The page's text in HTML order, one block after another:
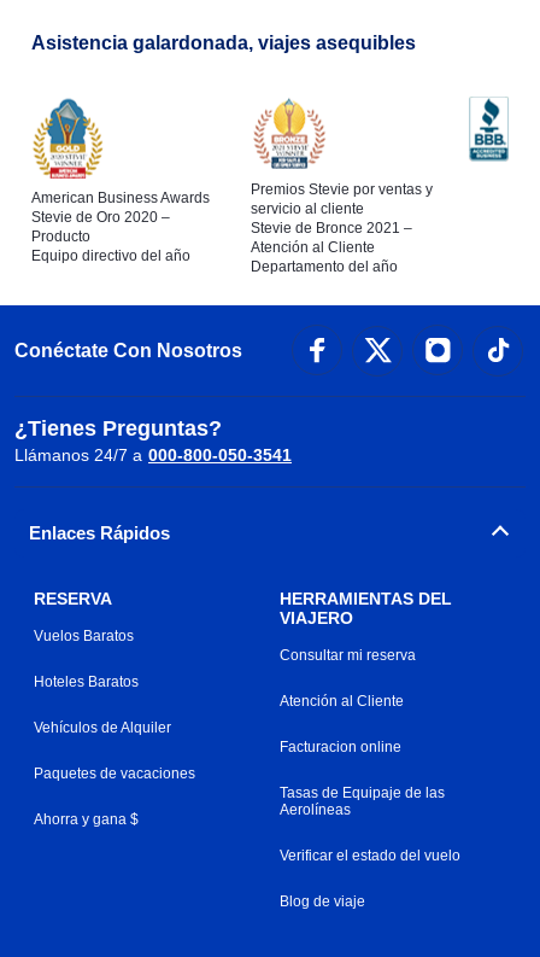
Asistencia galardonada, viajes asequibles
American Business Awards
Stevie de Oro 2020 –
Producto
Equipo directivo del año
Premios Stevie por ventas y
servicio al cliente
Stevie de Bronce 2021 –
Atención al Cliente
Departamento del año
Conéctate Con Nosotros
¿Tienes Preguntas?
Llámanos 24/7 a 000-800-050-3541
Enlaces Rápidos
RESERVA
Vuelos Baratos
Hoteles Baratos
Vehículos de Alquiler
Paquetes de vacaciones
Ahorra y gana $
HERRAMIENTAS DEL
VIAJERO
Consultar mi reserva
Atención al Cliente
Facturacion online
Tasas de Equipaje de las
Aerolíneas
Verificar el estado del vuelo
Blog de viaje